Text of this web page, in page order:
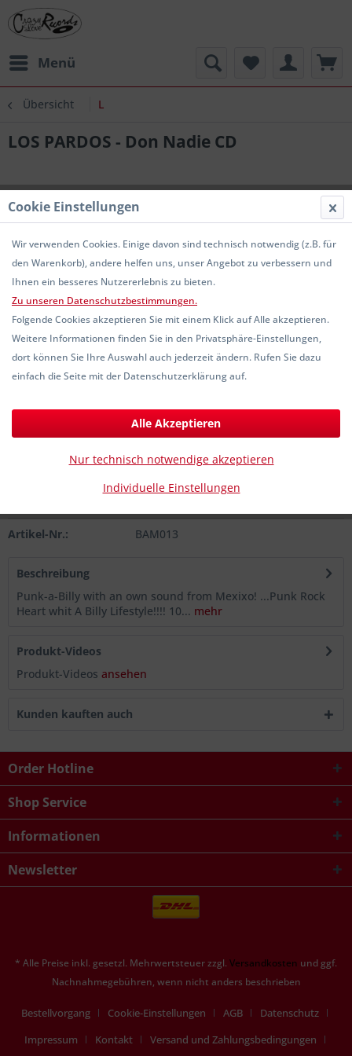
Menü
Übersicht L
LOS PARDOS - Don Nadie CD
13,90 € *
Sofort versandfertig, Lieferzeit ca. 1-3 Werktage
In den Warenkorb
Artikel-Nr.: BAM013
Beschreibung
Punk-a-Billy with an own sound from Mexixo! ...Punk Rock
Heart whit A Billy Lifestyle!!!! 10... mehr
Produkt-Videos
Produkt-Videos ansehen
Kunden kauften auch
Order Hotline
Shop Service
Informationen
Newsletter
* Alle Preise inkl. gesetzl. Mehrwertsteuer zzgl. Versandkosten und ggf.
Nachnahmegebühren, wenn nicht anders beschrieben
Bestellvorgang Cookie-Einstellungen AGB
Datenschutz
Impressum
Kontakt Versand und Zahlungsbedingungen
Cookie Einstellungen
Wir verwenden Cookies. Einige davon sind technisch notwendig (z.B. für
den Warenkorb), andere helfen uns, unser Angebot zu verbessern und
Ihnen ein besseres Nutzererlebnis zu bieten.
Zu unseren Datenschutzbestimmungen.
Folgende Cookies akzeptieren Sie mit einem Klick auf Alle akzeptieren.
Weitere Informationen finden Sie in den Privatsphäre-Einstellungen,
dort können Sie Ihre Auswahl auch jederzeit ändern. Rufen Sie dazu
einfach die Seite mit der Datenschutzerklärung auf.
Individuelle Einstellungen
Nur technisch notwendige akzeptieren
Alle Akzeptieren